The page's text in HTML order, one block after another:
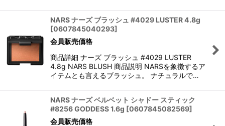
NARS ナーズ ブラッシュ #4029 LUSTER 4.8g
[0607845040293]
会員販売価格
商品詳細 ナーズ ブラッシュ #4029 LUSTER
4.8g NARS BLUSH 商品説明 NARSを象徴するア
イテムとも言えるブラッシュ。 ナチュラルで…
NARS ナーズ ベルベット シャドー スティック
#8256 GODDESS 1.6g [0607845082569]
会員販売価格